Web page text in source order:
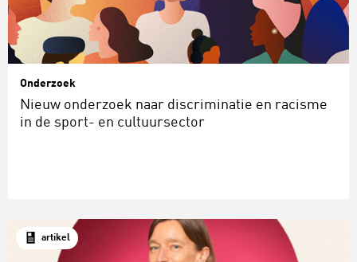
Onderzoek
Nieuw onderzoek naar discriminatie en racisme
in de sport- en cultuursector
artikel